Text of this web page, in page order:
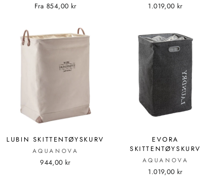
Fra 854,00 kr 1.019,00 kr
LUBIN SKITTENTØYSKURV
AQUANOVA
944,00 kr
EVORA
SKITTENTØYSKURV
AQUANOVA
1.019,00 kr